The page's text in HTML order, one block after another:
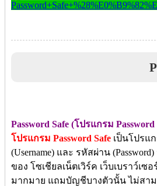
Password Safe (โปรแกรม
โปรแกรม Password Safe เป็นโปรแ
(Username) และ รหัสผ่าน
ของ โซเชียลเน็ตเวิร์ค เว็บเบราว์เซ
มากมาย แถมบัญชีบางตัวนั้น ไม่สาม